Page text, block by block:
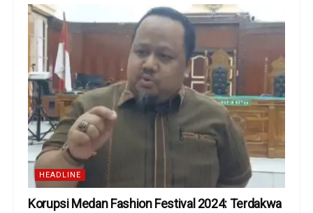
HEADLINE
Korupsi Medan Fashion Festival 2024: Terdakwa